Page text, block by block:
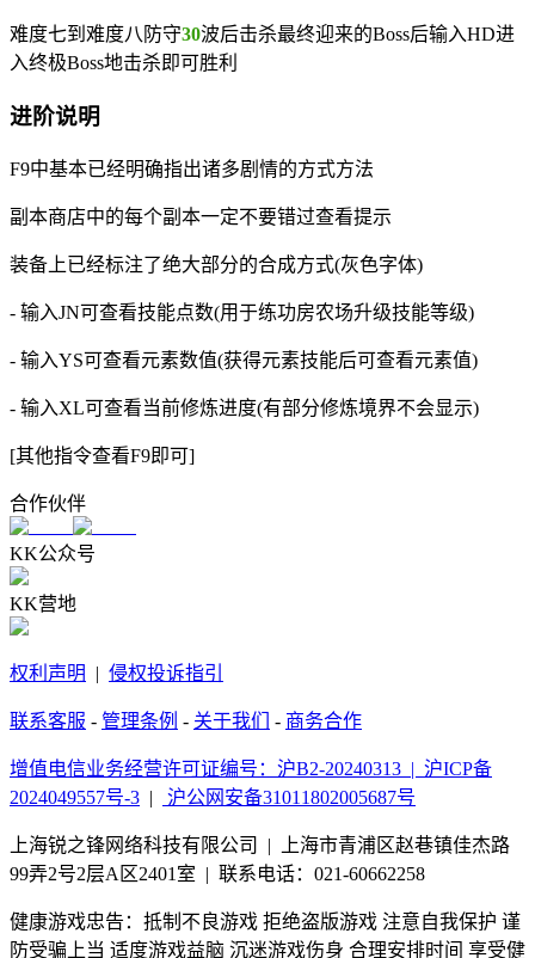
难度七到难度八防守30波后击杀最终迎来的Boss后输入HD进
入终极Boss地击杀即可胜利
进阶说明
F9中基本已经明确指出诸多剧情的方式方法
副本商店中的每个副本一定不要错过查看提示
装备上已经标注了绝大部分的合成方式(灰色字体)
- 输入JN可查看技能点数(用于练功房农场升级技能等级)
- 输入YS可查看元素数值(获得元素技能后可查看元素值)
- 输入XL可查看当前修炼进度(有部分修炼境界不会显示)
[其他指令查看F9即可]
合作伙伴
KK公众号
KK营地
权利声明 | 侵权投诉指引
联系客服 - 管理条例 - 关于我们 - 商务合作
增值电信业务经营许可证编号：沪B2-20240313 | 沪ICP备
2024049557号-3 | 沪公网安备31011802005687号
上海锐之锋网络科技有限公司 | 上海市青浦区赵巷镇佳杰路
99弄2号2层A区2401室 | 联系电话：021-60662258
健康游戏忠告：抵制不良游戏 拒绝盗版游戏 注意自我保护 谨
防受骗上当 适度游戏益脑 沉迷游戏伤身 合理安排时间 享受健